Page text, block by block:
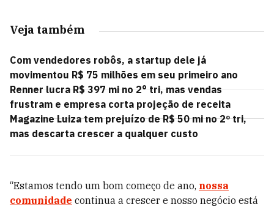
Veja também
Com vendedores robôs, a startup dele já
movimentou R$ 75 milhões em seu primeiro ano
Renner lucra R$ 397 mi no 2° tri, mas vendas
frustram e empresa corta projeção de receita
Magazine Luiza tem prejuízo de R$ 50 mi no 2º tri,
mas descarta crescer a qualquer custo
“Estamos tendo um bom começo de ano, nossa
comunidade continua a crescer e nosso negócio está